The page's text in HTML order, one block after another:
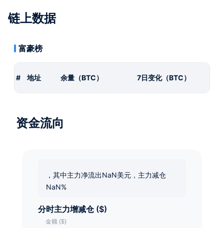
链上数据
富豪榜
# 地址 余量（BTC） 7日变化（BTC）
资金流向
，其中主力净流出NaN美元，主力减仓
NaN%
分时主力增减仓 ($)